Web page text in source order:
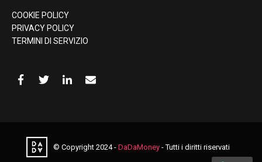
COOKIE POLICY
PRIVACY POLICY
TERMINI DI SERVIZIO
© Copyright 2024 -DaDaMoney - Tutti i diritti riservati